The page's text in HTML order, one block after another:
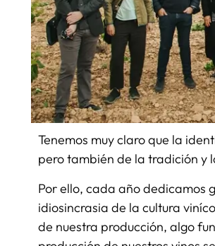
Tenemos muy claro que la
pero también de la tradición y
Por ello, cada año dedicamos
idiosincrasia de la cultura
de nuestra producción, algo